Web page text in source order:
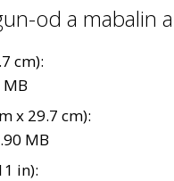
od a mabalin
cm):
MB
x 29.7 cm):
MB
in):